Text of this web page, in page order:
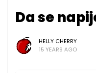
Da se
HELLY CHERRY
15 YEARS AGO